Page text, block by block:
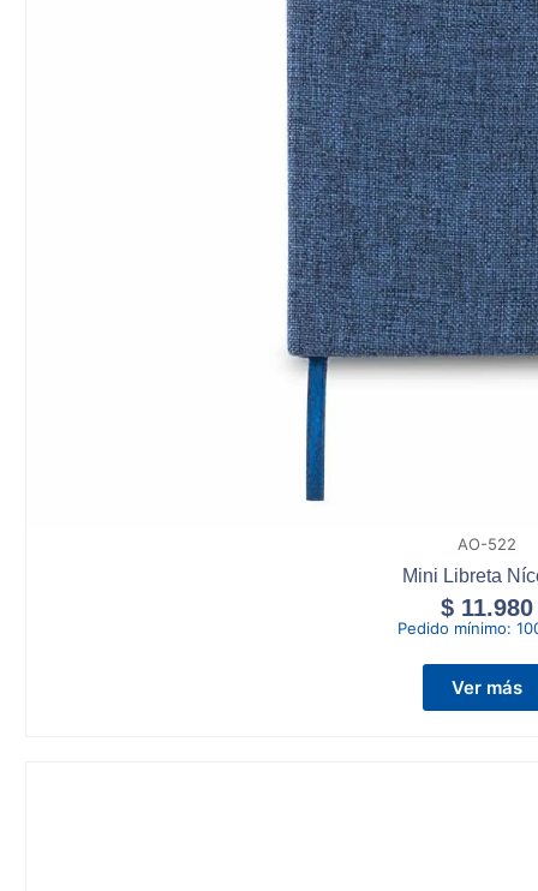
AO-522
Mini Libreta
$ 11.980
Pedido mínimo:
Ver más